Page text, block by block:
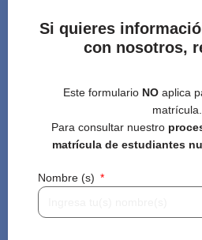
Si quieres
con nosotros,
Este formulario NOaplica
matrícula.
Para consultar nuestro
matrícula de estudiantes
Nombre (s)